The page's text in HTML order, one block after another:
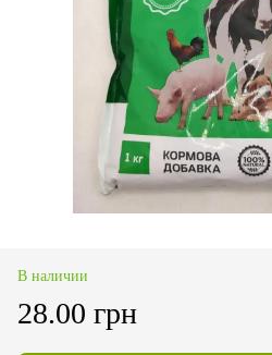
В наличии
28.00 грн